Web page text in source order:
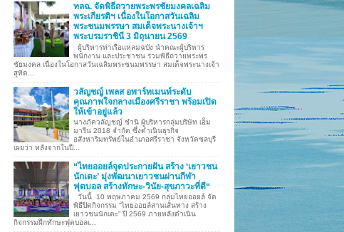
ทลฉ. จัดพิธีถวายพระพรชัยมงคลเฉลิม
พระเกียรติฯ เนื่องในโอกาสวันเฉลิม
พระชนมพรรษา สมเด็จพระนางเจ้าฯ
พระบรมราชินี 3 มิถุนายน 2569
ผู้บริหารท่าเรือแหลมฉบัง นำคณะผู้บริหาร
พนักงาน และประชาชน ร่วมพิธีถวายพระพร
ชัยมงคล เนื่องในโอกาสวันเฉลิมพระชนมพรรษา สมเด็จพระนางเจ้า
สุทิด...
วลัญชญ์ เพลส อพาร์ทเมนท์ระดับ
คุณภาพใจกลางเมืองศรีราชา พร้อมเปิด
ให้เข้าอยู่แล้ว
นางภัควลัญชญ์ ชำนิ ผู้บริหารกลุ่มบริษัท เอ็ม
มารีน 2018 จำกัด ซึ่งดำเนินธุรกิจ
อสังหาริมทรัพย์ในอำเภอศรีราชา จังหวัดชลบุรี
เผยว่า หลังจากในปี...
“ไทยออยล์จุดประกายฝัน สร้าง ‘เยาวชน
นักเตะ’ มุ่งพัฒนาเยาวชนผ่านกีฬา
ฟุตบอล สร้างทักษะ-วินัย-สุขภาวะที่ดี“
วันนี้ 10 พฤษภาคม 2569 กลุ่มไทยออยล์ จัด
พิธีปิดกิจกรรม “ไทยออยล์สานเส้นทาง สร้าง
เยาวชนนักเตะ” ปี 2569 ภายหลังดำเนิน
กิจกรรมฝึกทักษะฟุตบอลเ...